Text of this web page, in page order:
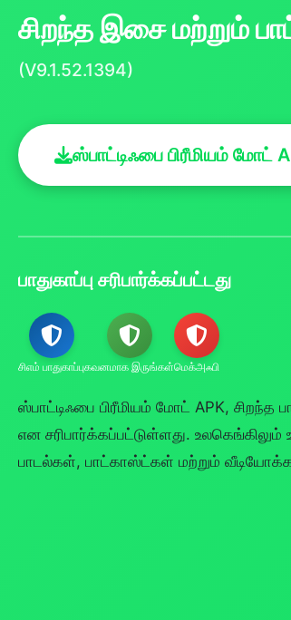
சிறந்த இசை மற்றும்
(V9.1.52.1394)
ஸ்பாட்டிஃபை பிரீமியம் மோட்
பாதுகாப்பு சரிபார்க்கப்பட்டது
சிஎம் பாதுகாப்புகவனமாக இருங்கள்மெக்அஃபி
ஸ்பாட்டிஃபை பிரீமியம் மோட் APK, சிறந்த
என சரிபார்க்கப்பட்டுள்ளது.
பாடல்கள், பாட்காஸ்ட்கள் மற்றும்